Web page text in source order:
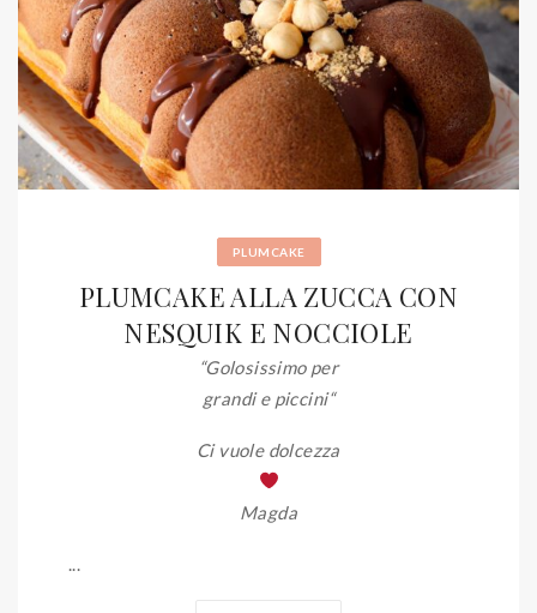
PLUMCAKE
PLUMCAKE ALLA ZUCCA CON
NESQUIK E NOCCIOLE
“Golosissimo per
grandi e piccini“
Ci vuole dolcezza
Magda
...